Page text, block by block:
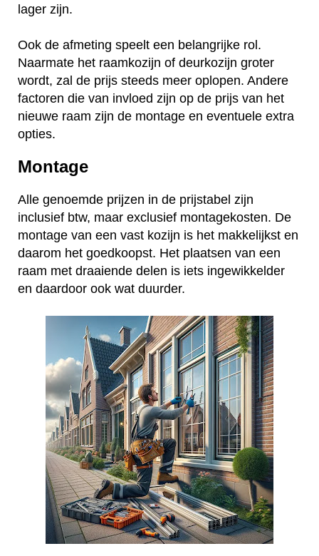
lager zijn.
Ook de afmeting speelt een belangrijke rol.
Naarmate het raamkozijn of deurkozijn groter
wordt, zal de prijs steeds meer oplopen. Andere
factoren die van invloed zijn op de prijs van het
nieuwe raam zijn de montage en eventuele extra
opties.
Montage
Alle genoemde prijzen in de prijstabel zijn
inclusief btw, maar exclusief montagekosten. De
montage van een vast kozijn is het makkelijkst en
daarom het goedkoopst. Het plaatsen van een
raam met draaiende delen is iets ingewikkelder
en daardoor ook wat duurder.